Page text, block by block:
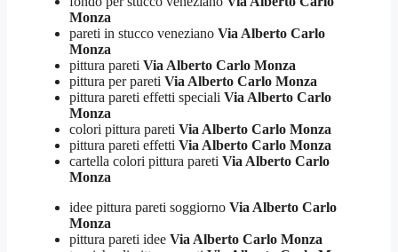
Monza
pareti in stucco veneziano Via Alberto Carlo
Monza
pittura pareti Via Alberto Carlo Monza
pittura per pareti Via Alberto Carlo Monza
pittura pareti effetti speciali Via Alberto Carlo
Monza
colori pittura pareti Via Alberto Carlo Monza
pittura pareti effetti Via Alberto Carlo Monza
cartella colori pittura pareti Via Alberto Carlo
Monza
idee pittura pareti soggiorno Via Alberto Carlo
Monza
pittura pareti idee Via Alberto Carlo Monza